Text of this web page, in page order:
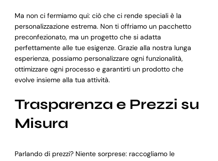
Ma non ci fermiamo qui: ciò che ci rende speciali è la
personalizzazione estrema. Non ti offriamo un pacchetto
preconfezionato, ma un progetto che si adatta
perfettamente alle tue esigenze. Grazie alla nostra lunga
esperienza, possiamo personalizzare ogni funzionalità,
ottimizzare ogni processo e garantirti un prodotto che
evolve insieme alla tua attività.
Trasparenza e Prezzi su
Misura
Parlando di prezzi? Niente sorprese: raccogliamo le